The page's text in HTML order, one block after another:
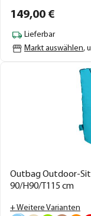
149,00 €
Lieferbar
Markt auswählen,
Outbag Outdoor-
90/H90/T115 cm
+ Weitere Varianten